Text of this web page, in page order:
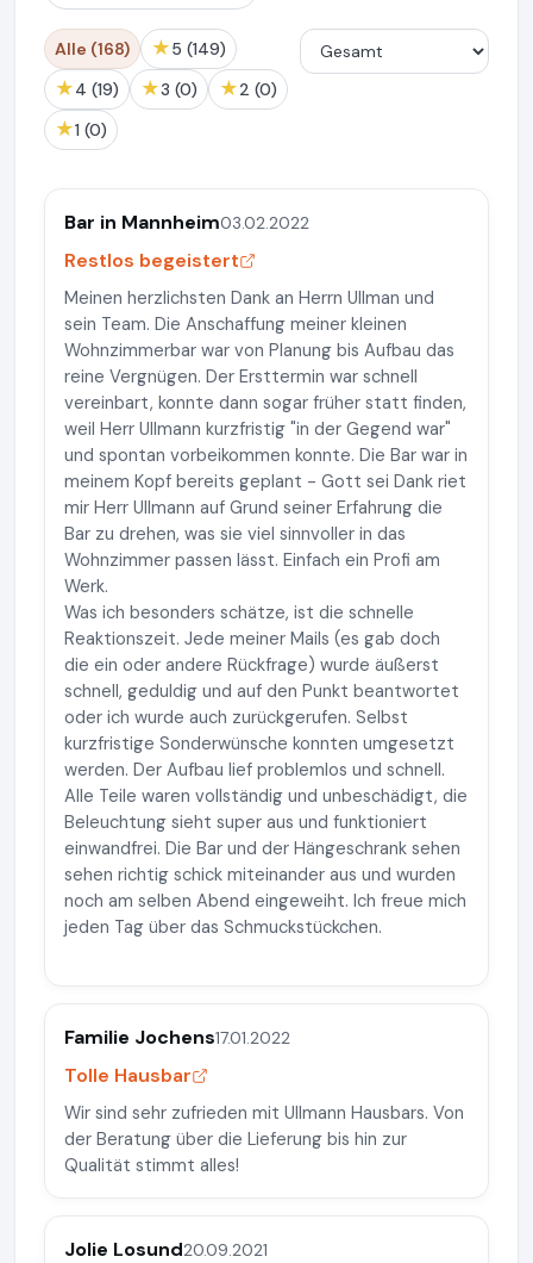
Alle (168) ★ 5 (149)
★ 4 (19) ★ 3 (0) ★ 2 (0)
★ 1 (0)
Bar in Mannheim03.02.2022
Restlos begeistert
Meinen herzlichsten Dank an Herrn Ullman und
sein Team. Die Anschaffung meiner kleinen
Wohnzimmerbar war von Planung bis Aufbau das
reine Vergnügen. Der Ersttermin war schnell
vereinbart, konnte dann sogar früher statt finden,
weil Herr Ullmann kurzfristig "in der Gegend war"
und spontan vorbeikommen konnte. Die Bar war in
meinem Kopf bereits geplant - Gott sei Dank riet
mir Herr Ullmann auf Grund seiner Erfahrung die
Bar zu drehen, was sie viel sinnvoller in das
Wohnzimmer passen lässt. Einfach ein Profi am
Werk.
Was ich besonders schätze, ist die schnelle
Reaktionszeit. Jede meiner Mails (es gab doch
die ein oder andere Rückfrage) wurde äußerst
schnell, geduldig und auf den Punkt beantwortet
oder ich wurde auch zurückgerufen. Selbst
kurzfristige Sonderwünsche konnten umgesetzt
werden. Der Aufbau lief problemlos und schnell.
Alle Teile waren vollständig und unbeschädigt, die
Beleuchtung sieht super aus und funktioniert
einwandfrei. Die Bar und der Hängeschrank sehen
sehen richtig schick miteinander aus und wurden
noch am selben Abend eingeweiht. Ich freue mich
jeden Tag über das Schmuckstückchen.
Familie Jochens17.01.2022
Tolle Hausbar
Wir sind sehr zufrieden mit Ullmann Hausbars. Von
der Beratung über die Lieferung bis hin zur
Qualität stimmt alles!
Jolie Losund20.09.2021